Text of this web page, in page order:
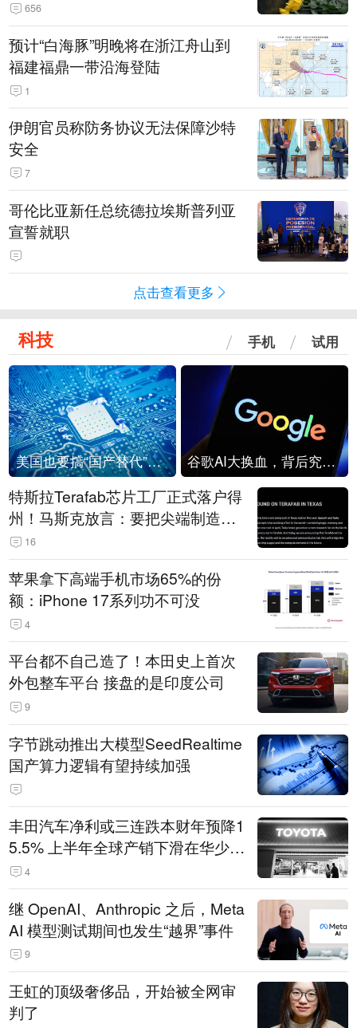
656
预计“白海豚”明晚将在浙江舟山到
福建福鼎一带沿海登陆
1
伊朗官员称防务协议无法保障沙特
安全
7
哥伦比亚新任总统德拉埃斯普列亚
宣誓就职
点击查看更多
科技 手机 试用
美国也要搞“国产替代”？先算清三笔账 谷歌AI大换血，背后究竟发生了什么？
特斯拉Terafab芯片工厂正式落户得
州！马斯克放言：要把尖端制造带
回美国
16
苹果拿下高端手机市场65%的份
额：iPhone 17系列功不可没
4
平台都不自己造了！本田史上首次
外包整车平台 接盘的是印度公司
9
字节跳动推出大模型SeedRealtime
国产算力逻辑有望持续加强
丰田汽车净利或三连跌本财年预降1
5.5% 上半年全球产销下滑在华少卖
14.3万辆
4
继 OpenAI、Anthropic 之后，Meta
AI 模型测试期间也发生“越界”事件
9
王虹的顶级奢侈品，开始被全网审
判了